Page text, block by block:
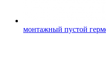
монтажный пустой